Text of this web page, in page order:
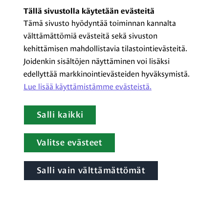
Tällä sivustolla käytetään evästeitä
Tämä sivusto hyödyntää toiminnan kannalta
välttämättömiä evästeitä sekä sivuston
kehittämisen mahdollistavia tilastointievästeitä.
Joidenkin sisältöjen näyttäminen voi lisäksi
edellyttää markkinointievästeiden hyväksymistä.
Lue lisää käyttämistämme evästeistä.​​​​​​
Salli kaikki
Salli vain välttämättömät
Valitse evästeet
ProCom – Viestinnän
ammattilaiset ry
Kasarmikatu 23 A 5, 2. krs
00130 Helsinki
+358 44 720 3022
procom@procom.fi
procom.fi
LinkedInFacebookInstagram
Tietoa evästeistä|Tietosuojaseloste